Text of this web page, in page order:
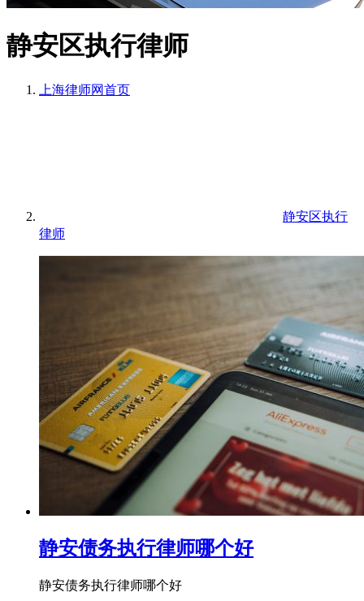
静安区执行律师
上海律师网首页
静安区执行
律师
静安债务执行律师哪个好
静安债务执行律师哪个好